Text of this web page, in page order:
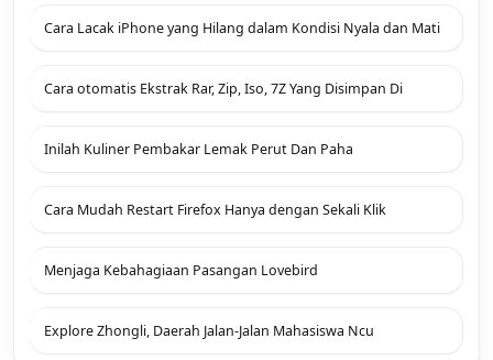
Cara Lacak iPhone yang Hilang dalam Kondisi Nyala dan Mati
Cara otomatis Ekstrak Rar, Zip, Iso, 7Z Yang Disimpan Di
Inilah Kuliner Pembakar Lemak Perut Dan Paha
Cara Mudah Restart Firefox Hanya dengan Sekali Klik
Menjaga Kebahagiaan Pasangan Lovebird
Explore Zhongli, Daerah Jalan-Jalan Mahasiswa Ncu